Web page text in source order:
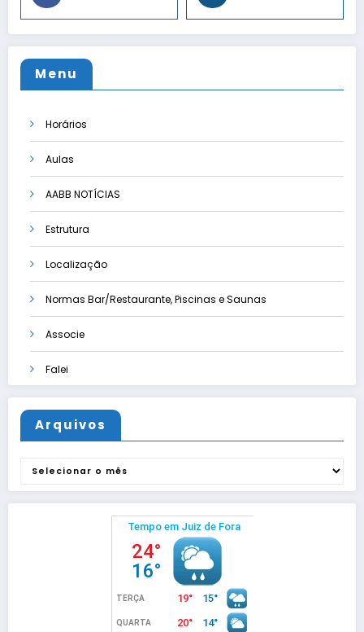
Menu
Horários
Aulas
AABB NOTÍCIAS
Estrutura
Localização
Normas Bar/Restaurante, Piscinas e Saunas
Associe
Falei
Arquivos
Arquivos